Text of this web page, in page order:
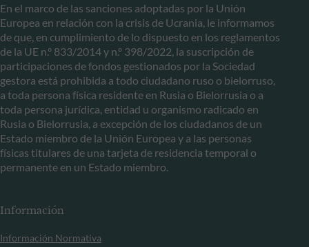
En el marco de las sanciones adoptadas por la Unión
Europea en relación con la crisis de Ucrania, le informamos
de que, en cumplimiento de lo dispuesto en los reglamentos
de la UE n.º 833/2014 y n.º 398/2022, la suscripción de
participaciones de fondos gestionados por la Sociedad
gestora está prohibida a todo ciudadano ruso o bielorruso,
a toda persona física residente en Rusia o Bielorrusia o a
toda persona jurídica, entidad u organismo radicado en
Rusia o Bielorrusia, a excepción de los ciudadanos de un
Estado miembro de la Unión Europea y a las personas
físicas titulares de una tarjeta de residencia temporal o
permanente en un Estado miembro.
Información
Información Normativa